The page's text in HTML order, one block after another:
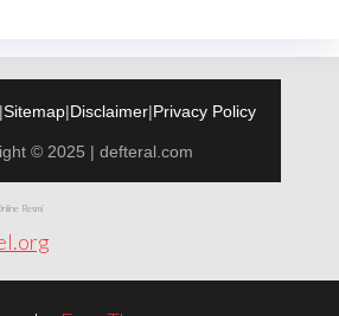
Sitemap|Disclaimer|Privacy Policy
© 2025 | defteral.com
Resmi